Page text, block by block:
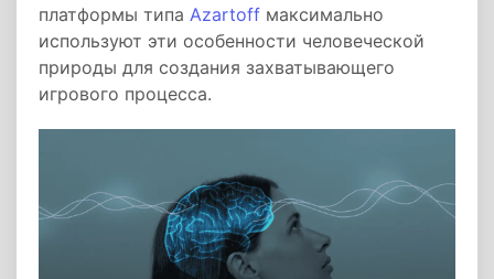
платформы типа Azartoff максимально
используют эти особенности человеческой
природы для создания захватывающего
игрового процесса.